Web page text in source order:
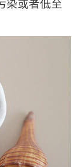
染或者低至